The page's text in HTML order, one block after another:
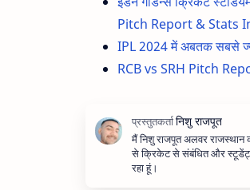
Pitch Report & Stats
IPL 2024 में अबतक सबसे
RCB vs SRH Pitch
मैं निशु राजपूत अलवर राजस्थान
से क्रिकेट से संबंधित और
रहा हूं।